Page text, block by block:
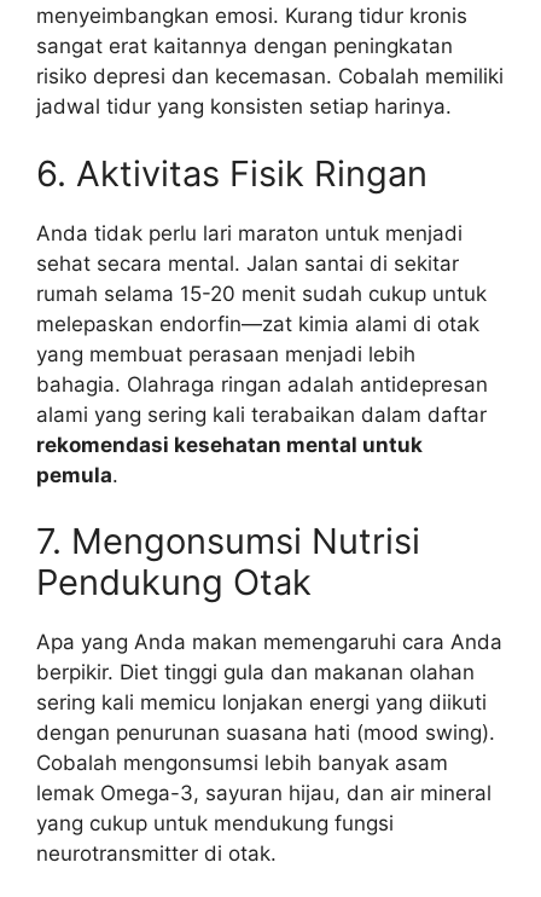
menyeimbangkan emosi. Kurang tidur kronis
sangat erat kaitannya dengan peningkatan
risiko depresi dan kecemasan. Cobalah memiliki
jadwal tidur yang konsisten setiap harinya.
6. Aktivitas Fisik Ringan
Anda tidak perlu lari maraton untuk menjadi
sehat secara mental. Jalan santai di sekitar
rumah selama 15-20 menit sudah cukup untuk
melepaskan endorfin—zat kimia alami di otak
yang membuat perasaan menjadi lebih
bahagia. Olahraga ringan adalah antidepresan
alami yang sering kali terabaikan dalam daftar
rekomendasi kesehatan mental untuk
pemula.
7. Mengonsumsi Nutrisi
Pendukung Otak
Apa yang Anda makan memengaruhi cara Anda
berpikir. Diet tinggi gula dan makanan olahan
sering kali memicu lonjakan energi yang diikuti
dengan penurunan suasana hati (mood swing).
Cobalah mengonsumsi lebih banyak asam
lemak Omega-3, sayuran hijau, dan air mineral
yang cukup untuk mendukung fungsi
neurotransmitter di otak.